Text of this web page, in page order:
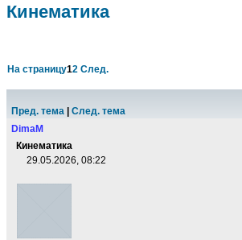
Кинематика
На страницу12 След.
Пред. тема
След. тема
DimaM
Кинематика
29.05.2026, 08:22